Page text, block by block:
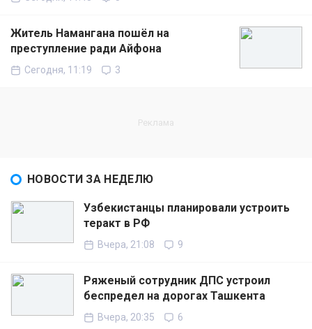
Житель Намангана пошёл на
преступление ради Айфона
Сегодня, 11:19 3
НОВОСТИ ЗА НЕДЕЛЮ
Узбекистанцы планировали устроить
теракт в РФ
Вчера, 21:08 9
Ряженый сотрудник ДПС устроил
беспредел на дорогах Ташкента
Вчера, 20:35 6